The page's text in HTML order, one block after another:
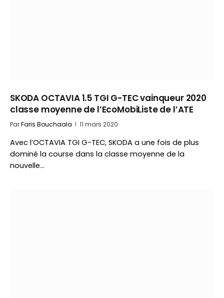
SKODA OCTAVIA 1.5 TGI G-TEC vainqueur 2020
classe moyenne de l’EcoMobiListe de l’ATE
ParFaris Bouchaala 11 mars 2020
Avec l’OCTAVIA TGI G-TEC, SKODA a une fois de plus
dominé la course dans la classe moyenne de la
nouvelle…